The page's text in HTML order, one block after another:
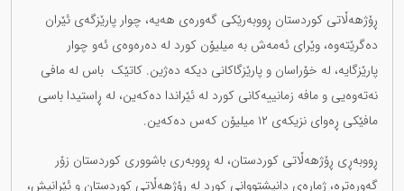
ڕۆژهەڵاتی کوردستان ڕووبەرێکی گەورەی هەیە، چوار پارێزگەی ئێران
دەگرێتەوە، وێرای ئەمەش بە میلیۆن کورد لە دەرەوەی ئەو چوار
پارێزگایە، لە خۆراسان و پارێزگاکانی دیکە دەژین. کاتێک باس لە مافی
نەتەوەیی و مافە زمانییەکانی کورد لە ئێراندا دەکەین، لە ڕاستیدا باسی
مافێکی ڕەوای نزیکەی ١٢ میلیۆن کەس دەکەین.
ڕووبەڕی ڕۆژهەڵاتی کوردستان، لە ڕووبەری باشووری کوردستان زۆر
گەورەترە، ژمارەی دانیشتووانی کورد لە ڕۆژهەڵاتی کوردستان و ئێرانیش،